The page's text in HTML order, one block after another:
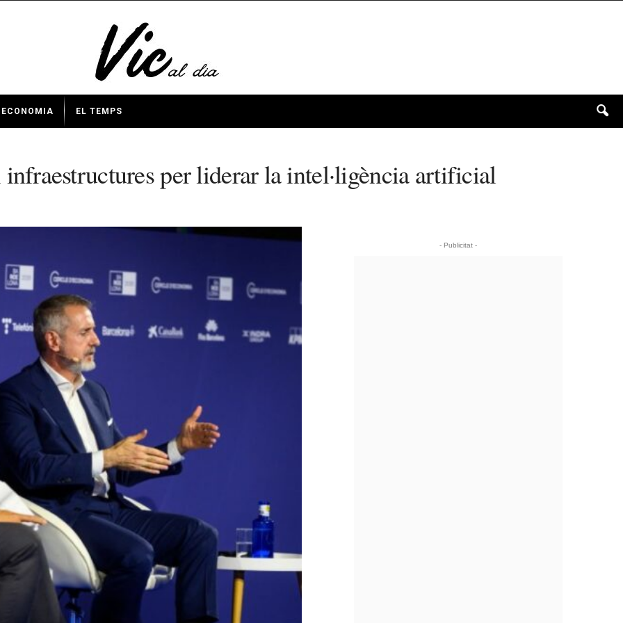
ECONOMIA EL TEMPS
infraestructures per liderar la intel·ligència artificial
- Publicitat -